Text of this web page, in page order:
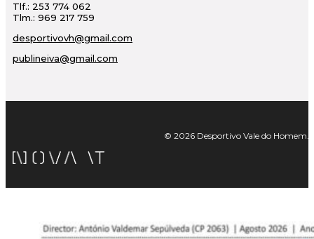
Tlf.: 253 774 062
Tlm.: 969 217 759
desportivovh@gmail.com
publineiva@gmail.com
© 2026 Desportivo Vale do Homem.